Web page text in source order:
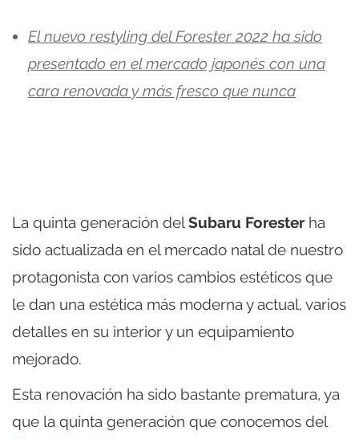
El nuevo restyling del Forester 2022 ha sido
presentado en el mercado japonés con una
cara renovada y más fresco que nunca
La quinta generación delSubaru Forester ha
sido actualizada en el mercado natal de nuestro
protagonista con varios cambios estéticos que
le dan una estética más moderna y actual, varios
detalles en su interior y un equipamiento
mejorado.
Esta renovación ha sido bastante prematura, ya
que la quinta generación que conocemos del